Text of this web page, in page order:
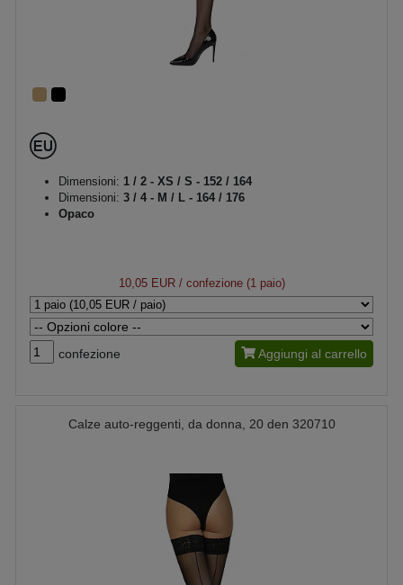
Dimensioni: 1 / 2 - XS / S - 152 / 164
Dimensioni: 3 / 4 - M / L - 164 / 176
Opaco
10,05 EUR/ confezione (1 paio)
confezione Aggiungi al carrello
Calze auto-reggenti, da donna, 20 den 320710